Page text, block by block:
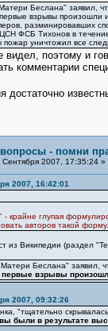
Беслана" заявил,
взрывы
разминировавших
ФСБ Тихонов в
пожар уничтожил все
видел, поэтому и
комментарии
достаточно
вопросы - помни
2007, 17:35:24 »
2007, 16:42:01
- крайне глупая
авторов такой
из Википедии (раздел
Беслана" заявил,
первые взрывы
2007, 09:32:26
"тщательно
были в результате